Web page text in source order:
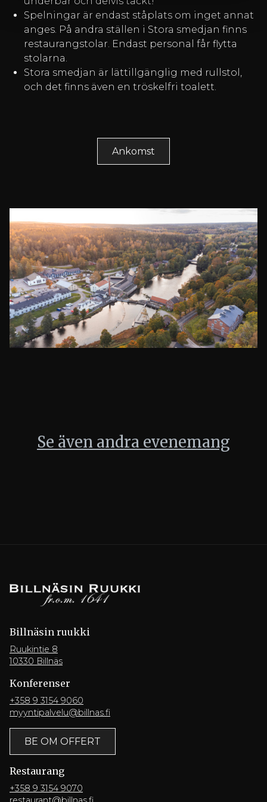
Spelningar är endast ståplats om inget annat
anges. På andra ställen i Stora smedjan finns
restaurangstolar. Endast personal får flytta
stolarna.
Stora smedjan är lättillgänglig med rullstol,
och det finns även en tröskelfri toalett.
Ankomst
Se även andra evenemang
Billnäsin ruukki
Ruukintie 8
10330 Billnäs
Konferenser
+358 9 3154 9060
myyntipalvelu@billnas.fi
BE OM OFFERT
Restaurang
+358 9 3154 9070